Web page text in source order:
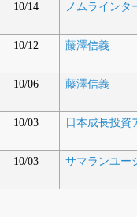
10/14 ノムラインタ
10/12 藤澤信義
10/06 藤澤信義
10/03 日本成長投資
10/03 サマランユー